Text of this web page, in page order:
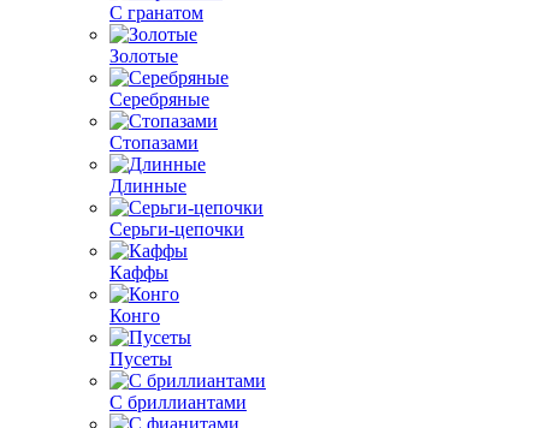
С гранатом
Золотые
Серебряные
Стопазами
Длинные
Серьги-цепочки
Каффы
Конго
Пусеты
С бриллиантами